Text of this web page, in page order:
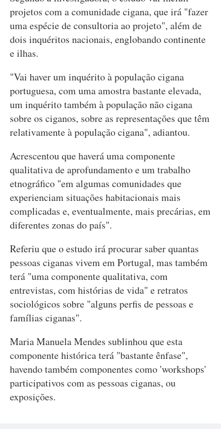
projetos com a comunidade cigana, que irá "fazer
uma espécie de consultoria ao projeto", além de
dois inquéritos nacionais, englobando continente
e ilhas.
"Vai haver um inquérito à população cigana
portuguesa, com uma amostra bastante elevada,
um inquérito também à população não cigana
sobre os ciganos, sobre as representações que têm
relativamente à população cigana", adiantou.
Acrescentou que haverá uma componente
qualitativa de aprofundamento e um trabalho
etnográfico "em algumas comunidades que
experienciam situações habitacionais mais
complicadas e, eventualmente, mais precárias, em
diferentes zonas do país".
Referiu que o estudo irá procurar saber quantas
pessoas ciganas vivem em Portugal, mas também
terá "uma componente qualitativa, com
entrevistas, com histórias de vida" e retratos
sociológicos sobre "alguns perfis de pessoas e
famílias ciganas".
Maria Manuela Mendes sublinhou que esta
componente histórica terá "bastante ênfase",
havendo também componentes como 'workshops'
participativos com as pessoas ciganas, ou
exposições.